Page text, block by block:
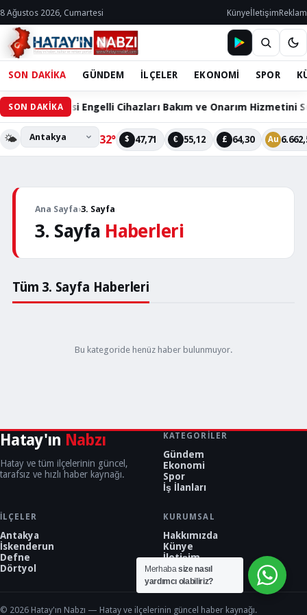
8 Ağustos 2026, Cumartesi KünyeİletişimReklam
SON DAKİKA GÜNDEM İLÇELER EKONOMİ SPOR
SON DAKİKA
Belediyesi Engelli Cihazları Bakım ve Onarım Hizmetini
🌤️ 32° $ 47,71 € 55,12 £ 64,30 Au
Ana Sayfa›3. Sayfa
3. Sayfa Haberleri
Tüm 3. Sayfa Haberleri
Bu kategoride henüz haber bulunmuyor.
Hatay'ın Nabzı
Hatay ve tüm ilçelerinin güncel,
tarafsız ve hızlı haber kaynağı.
KATEGORILER
Gündem
Ekonomi
Spor
İş İlanları
İLÇELER
Antakya
İskenderun
Defne
Dörtyol
KURUMSAL
Hakkımızda
Künye
İletişim
© 2026 Hatay'ın Nabzı — Hatay ve ilçelerinin güncel haber kaynağı.
Merhabasize nasıl
yardımcı olabiliriz?